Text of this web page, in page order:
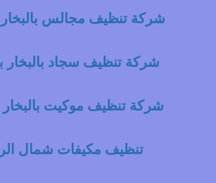
شركة تنظيف مجالس بالبخار
شركة تنظيف سجاد بالبخار
شركة تنظيف موكيت بالبخار
تنظيف مكيفات شمال